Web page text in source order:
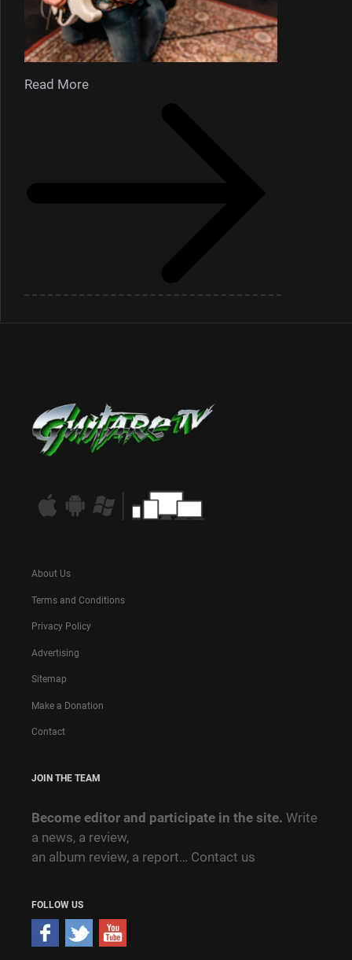
Read More
About Us
Terms and Conditions
Privacy Policy
Advertising
Sitemap
Make a Donation
Contact
JOIN THE TEAM
Become editor and participate in the site. Write
a news, a review,
an album review, a report… Contact us
FOLLOW US